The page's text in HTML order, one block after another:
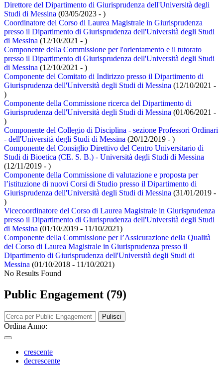
Direttore del Dipartimento di Giurisprudenza dell'Università degli
Studi di Messina (03/05/2023 - )
Coordinatore del Corso di Laurea Magistrale in Giurisprudenza
presso il Dipartimento di Giurisprudenza dell'Università degli Studi
di Messina (12/10/2021 - )
Componente della Commissione per l'orientamento e il tutorato
presso il Dipartimento di Giurisprudenza dell'Università degli Studi
di Messina (12/10/2021 - )
Componente del Comitato di Indirizzo presso il Dipartimento di
Giurisprudenza dell'Università degli Studi di Messina (12/10/2021 -
)
Componente della Commissione ricerca del Dipartimento di
Giurisprudenza dell'Università degli Studi di Messina (01/06/2021 -
)
Componente del Collegio di Disciplina - sezione Professori Ordinari
- dell'Università degli Studi di Messina (20/12/2019 - )
Componente del Consiglio Direttivo del Centro Universitario di
Studi di Bioetica (CE. S. B.) - Università degli Studi di Messina
(12/11/2019 - )
Componente della Commissione di valutazione e proposta per
l’istituzione di nuovi Corsi di Studio presso il Dipartimento di
Giurisprudenza dell'Università degli Studi di Messina (31/01/2019 -
)
Vicecoordinatore del Corso di Laurea Magistrale in Giurisprudenza
presso il Dipartimento di Giurisprudenza dell'Università degli Studi
di Messina (01/10/2019 - 11/10/2021)
Componente della Commissione per l’Assicurazione della Qualità
del Corso di Laurea Magistrale in Giurisprudenza presso il
Dipartimento di Giurisprudenza dell'Università degli Studi di
Messina (01/10/2018 - 11/10/2021)
No Results Found
Public Engagement (79)
Pulisci
Ordina Anno:
crescente
decrescente